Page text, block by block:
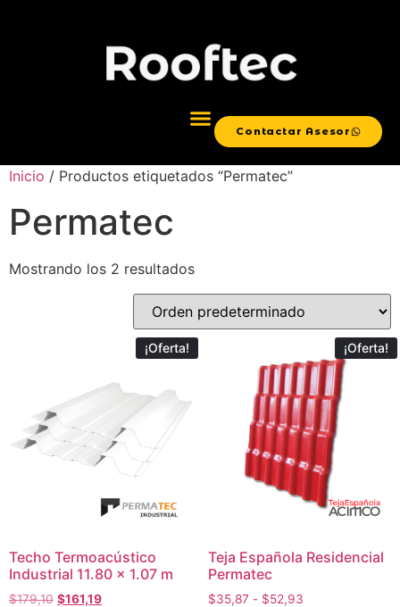
Contactar Asesor
Inicio / Productos etiquetados “Permatec”
Permatec
Mostrando los 2 resultados
¡Oferta!
Techo Termoacústico
Industrial 11.80 x 1.07 m
$179,10 $161,19
¡Oferta!
Teja Española Residencial
Permatec
$35,87 - $52,93